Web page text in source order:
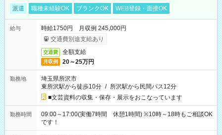
派遣 職種未経験OK ブランクOK WEB登録・面接OK
給与
時給1750円 月収例 245,000円
交通費別途支給あり
交通費 全額支給
月収例 20～25万円
勤務地
埼玉県所沢市
東所沢駅から徒歩10分 / 所沢駅から民間バス12分
■文芸資料の収集・保存・展示をおこなっています
勤務時間
09:00～17:00(実働7時間 休憩1時間) ※10時～18時もご相談OK
です！